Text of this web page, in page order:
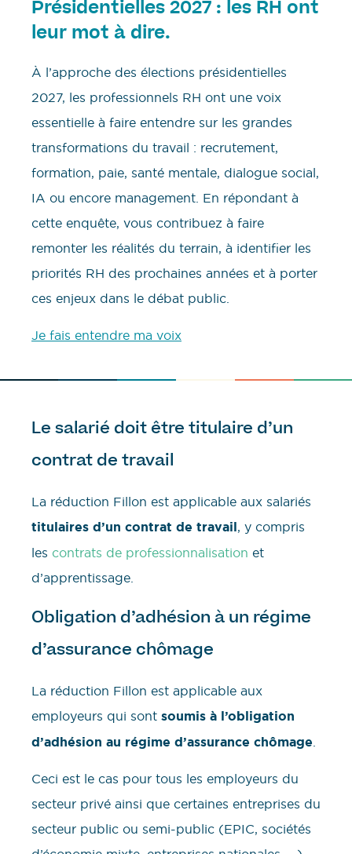
Présidentielles 2027 : les RH ont
leur mot à dire.
À l’approche des élections présidentielles
2027, les professionnels RH ont une voix
essentielle à faire entendre sur les grandes
transformations du travail : recrutement,
formation, paie, santé mentale, dialogue social,
IA ou encore management. En répondant à
cette enquête, vous contribuez à faire
remonter les réalités du terrain, à identifier les
priorités RH des prochaines années et à porter
ces enjeux dans le débat public.
Je fais entendre ma voix
Le salarié doit être titulaire d’un
contrat de travail
La réduction Fillon est applicable aux salariés
titulaires d’un contrat de travail, y compris
les contrats de professionnalisation et
d’apprentissage.
Obligation d’adhésion à un régime
d’assurance chômage
La réduction Fillon est applicable aux
employeurs qui sont soumis à l’obligation
d’adhésion au régime d’assurance chômage.
Ceci est le cas pour tous les employeurs du
secteur privé ainsi que certaines entreprises du
secteur public ou semi-public (EPIC, sociétés